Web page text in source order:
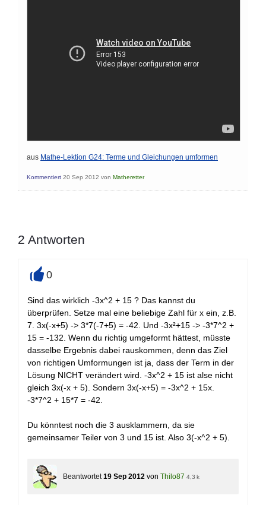
aus Mathe-Lektion G24: Terme und Gleichungen umformen
Kommentiert 20 Sep 2012 von Matheretter
2 Antworten
0
Sind das wirklich -3x^2 + 15 ? Das kannst du
überprüfen. Setze mal eine beliebige Zahl für x ein, z.B.
7. 3x(-x+5) -> 3*7(-7+5) = -42. Und -3x²+15 -> -3*7^2 +
15 = -132. Wenn du richtig umgeformt hättest, müsste
dasselbe Ergebnis dabei rauskommen, denn das Ziel
von richtigen Umformungen ist ja, dass der Term in der
Lösung NICHT verändert wird. -3x^2 + 15 ist alse nicht
gleich 3x(-x + 5). Sondern 3x(-x+5) = -3x^2 + 15x.
-3*7^2 + 15*7 = -42.
Du könntest noch die 3 ausklammern, da sie
gemeinsamer Teiler von 3 und 15 ist. Also 3(-x^2 + 5).
Beantwortet 19 Sep 2012 von Thilo87 4,3 k